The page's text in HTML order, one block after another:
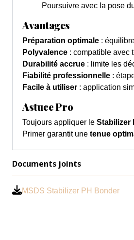
Poursuivre avec la pose
Avantages
Préparation optimale :
Polyvalence : compatible avec
Durabilité accrue : limite les
Fiabilité professionnelle :
Facile à utiliser : application
Astuce Pro
Toujours appliquer le Stabilizer
Primer garantit une tenue
Documents joints
MSDS Stabilizer PH Bonder